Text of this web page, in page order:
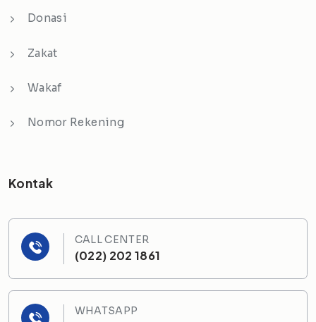
Donasi
Zakat
Wakaf
Nomor Rekening
Kontak
CALL CENTER
(022) 202 1861
WHATSAPP